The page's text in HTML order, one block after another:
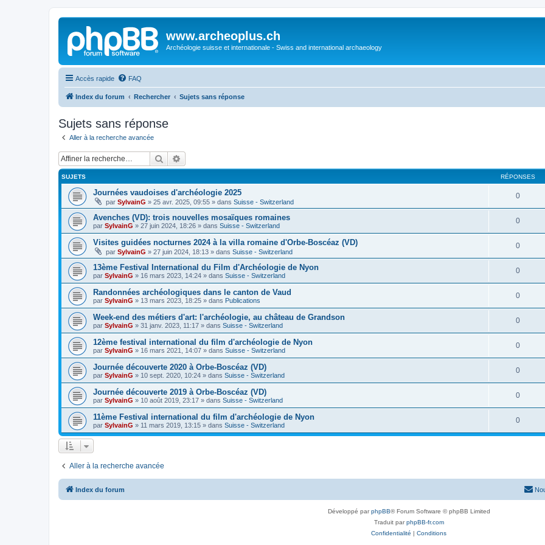
www.archeoplus.ch
Archéologie suisse et internationale - Swiss and international archaeology
Accès rapide FAQ
Index du forum Rechercher Sujets sans réponse
Sujets sans réponse
Aller à la recherche avancée
Rechercher
SUJETS RÉPONSES
Journées vaudoises d'archéologie 2025
par SylvainG » 25 avr. 2025, 09:55 » dans Suisse - Switzerland
0
Avenches (VD): trois nouvelles mosaïques romaines
par SylvainG » 27 juin 2024, 18:26 » dans Suisse - Switzerland
0
Visites guidées nocturnes 2024 à la villa romaine d'Orbe-Boscéaz (VD)
par SylvainG » 27 juin 2024, 18:13 » dans Suisse - Switzerland
0
13ème Festival International du Film d'Archéologie de Nyon
par SylvainG » 16 mars 2023, 14:24 » dans Suisse - Switzerland
0
Randonnées archéologiques dans le canton de Vaud
par SylvainG » 13 mars 2023, 18:25 » dans Publications
0
Week-end des métiers d'art: l'archéologie, au château de Grandson
par SylvainG » 31 janv. 2023, 11:17 » dans Suisse - Switzerland
0
12ème festival international du film d'archéologie de Nyon
par SylvainG » 16 mars 2021, 14:07 » dans Suisse - Switzerland
0
Journée découverte 2020 à Orbe-Boscéaz (VD)
par SylvainG » 10 sept. 2020, 10:24 » dans Suisse - Switzerland
0
Journée découverte 2019 à Orbe-Boscéaz (VD)
par SylvainG » 10 août 2019, 23:17 » dans Suisse - Switzerland
0
11ème Festival international du film d'archéologie de Nyon
par SylvainG » 11 mars 2019, 13:15 » dans Suisse - Switzerland
0
Aller à la recherche avancée
Index du forum
Développé parphpBB® Forum Software © phpBB Limited
Traduit parphpBB-fr.com
Confidentialité | Conditions